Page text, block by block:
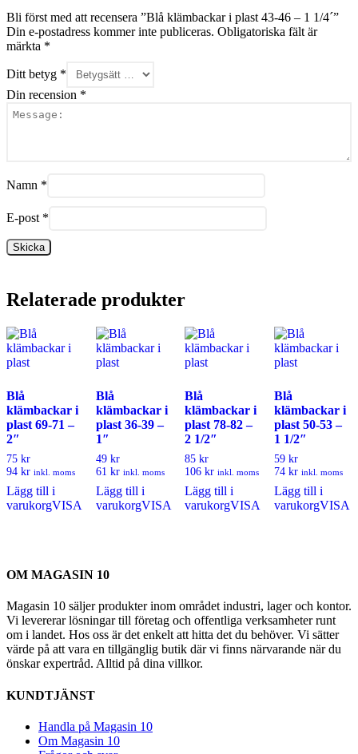
Bli först med att recensera ”Blå klämbackar i plast 43-46 – 1 1/4´”
Din e-postadress kommer inte publiceras. Obligatoriska fält är
märkta *
Ditt betyg *
Din recension *
Namn *
E-post *
Relaterade produkter
Blå
klämbackar i
plast 69-71 –
2″
75 kr
94 kr inkl. moms
Lägg till i
varukorgVISA
Blå
klämbackar i
plast 36-39 –
1″
49 kr
61 kr inkl. moms
Lägg till i
varukorgVISA
Blå
klämbackar i
plast 78-82 –
2 1/2″
85 kr
106 krinkl. moms
Lägg till i
varukorgVISA
Blå
klämbackar i
plast 50-53 –
1 1/2″
59 kr
74 kr inkl. moms
Lägg till i
varukorgVISA
OM MAGASIN 10
Magasin 10 säljer produkter inom området industri, lager och kontor.
Vi levererar lösningar till företag och offentliga verksamheter runt
om i landet. Hos oss är det enkelt att hitta det du behöver. Vi sätter
värde på att vara en tillgänglig butik där vi finns närvarande när du
önskar expertråd. Alltid på dina villkor.
KUNDTJÄNST
Handla på Magasin 10
Om Magasin 10